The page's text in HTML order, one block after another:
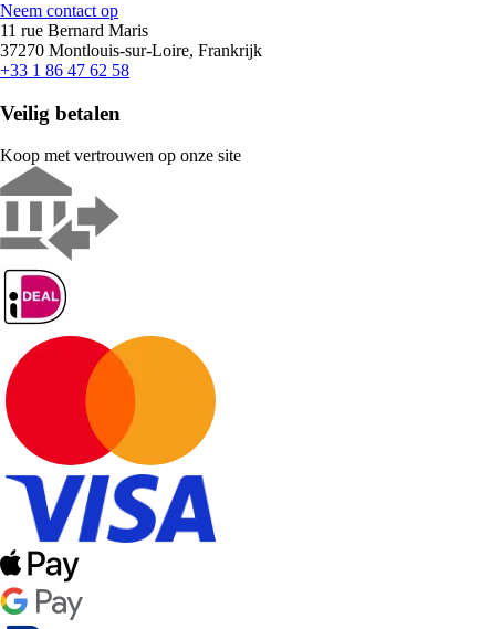
Neem contact op
11 rue Bernard Maris
37270 Montlouis-sur-Loire, Frankrijk
+33 1 86 47 62 58
Veilig betalen
Koop met vertrouwen op onze site